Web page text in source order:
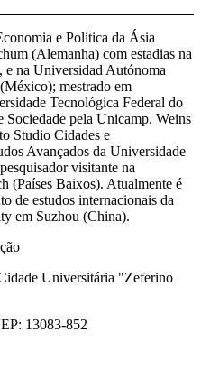
e Política da Ásia
(Alemanha) com estadias na
na Universidad Autónoma
mestrado em
Tecnológica Federal do
Sociedade pela Unicamp. Weins
Studio Cidades e
Avançados da Universidade
visitante na
(Países Baixos). Atualmente é
de estudos internacionais da
em Suzhou (China).
Universitária "Zeferino
13083-852